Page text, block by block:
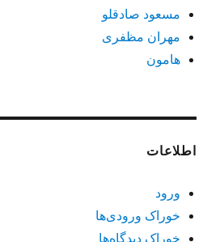
مسعود صادقلو
مهران مظفری
هامون
اطلاعات
ورود
خوراک ورودی‌ها
خوراک دیدگاه‌ها